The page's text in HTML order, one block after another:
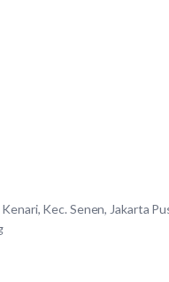
Kenari, Kec. Senen, Jakarta